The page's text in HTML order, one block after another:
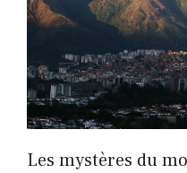
Les mystères du